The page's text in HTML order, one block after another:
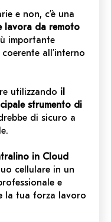
e non, c’è una
lavora da remoto
importante
all’interno
utilizzando il
strumento di
di sicuro a
in Cloud
cellulare in un
e
la tua forza lavoro